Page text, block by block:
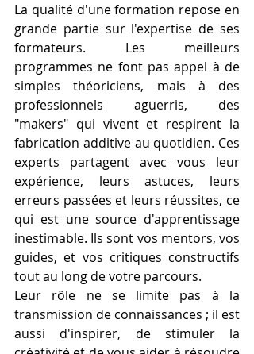
La qualité d'une formation repose en
grande partie sur l'expertise de ses
formateurs. Les meilleurs
programmes ne font pas appel à de
simples théoriciens, mais à des
professionnels aguerris, des
"makers" qui vivent et respirent la
fabrication additive au quotidien. Ces
experts partagent avec vous leur
expérience, leurs astuces, leurs
erreurs passées et leurs réussites, ce
qui est une source d'apprentissage
inestimable. Ils sont vos mentors, vos
guides, et vos critiques constructifs
tout au long de votre parcours.
Leur rôle ne se limite pas à la
transmission de connaissances ; il est
aussi d'inspirer, de stimuler la